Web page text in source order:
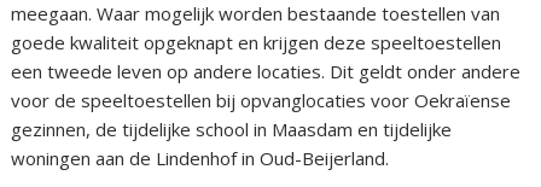
meegaan. Waar mogelijk worden bestaande toestellen van
goede kwaliteit opgeknapt en krijgen deze speeltoestellen
een tweede leven op andere locaties. Dit geldt onder andere
voor de speeltoestellen bij opvanglocaties voor Oekraïense
gezinnen, de tijdelijke school in Maasdam en tijdelijke
woningen aan de Lindenhof in Oud-Beijerland.